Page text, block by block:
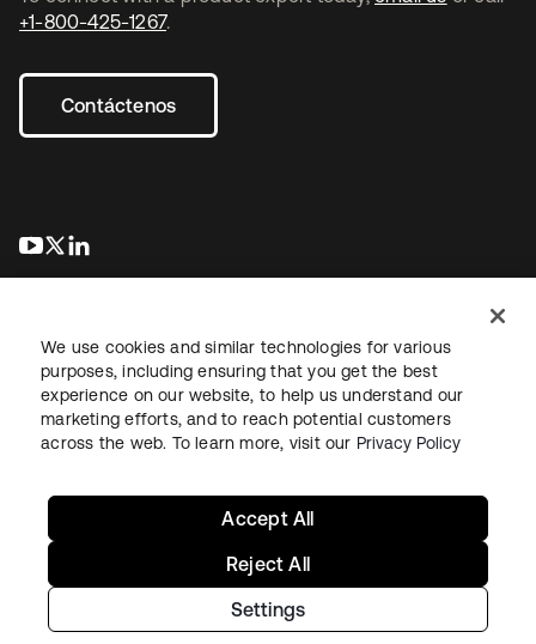
+1-800-425-1267.
Contáctenos
se abre en una pestaña nueva
se abre en una pestaña nueva
Información legalPolítica de privacidadTérminos del sitio
Seguridad Mapa del sitioPreferencias de cookies
Copyright © 2026 Okta. Todos los derechos reservados.
We use cookies and similar technologies for various
purposes, including ensuring that you get the best
experience on our website, to help us understand our
marketing efforts, and to reach potential customers
across the web. To learn more, visit our Privacy Policy
Settings
Reject All
Accept All